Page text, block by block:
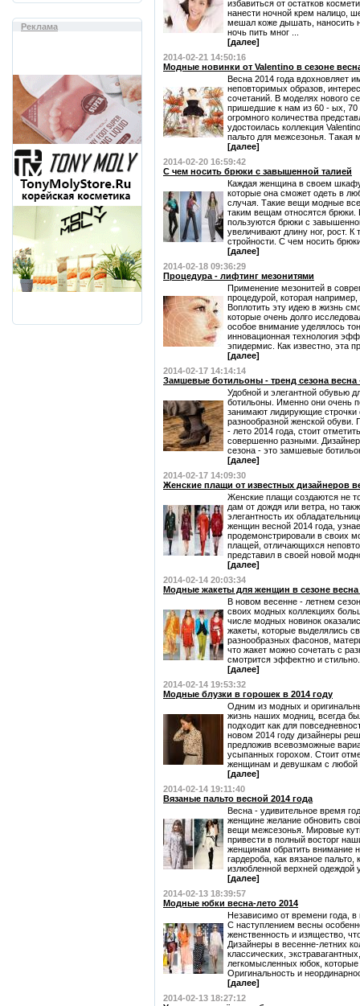
Реклама
избавиться от остатков
нанести ночной крем налицо,
мешал коже дышать, наносить
ночь пить мног ...
[далее]
2014-02-21 14:50:16
Модные новинки от Valentino в сезоне
Весна 2014 года вдохновляет
неповторимых образов,
сочетаний. В моделях нового
пришедшие к нам из 60 - ых, 70
огромного количества
удостоилась коллекция
пальто для межсезонья. Такая
[далее]
2014-02-20 16:59:42
С чем носить брюки с завышенной талией
Каждая женщина в своем
которые она сможет одеть в
случая. Такие вещи модные
таким вещам относятся
пользуются брюки с
увеличивают длину ног, рост.
стройности. С чем носить
[далее]
2014-02-18 09:36:29
Процедура - лифтинг мезонитями
Применение мезонитей в
процедурой, которая
Воплотить эту идею в жизнь
которые очень долго
особое внимание уделялось
инновационная технология
эпидермис. Как известно, эта
[далее]
2014-02-17 14:14:14
Замшевые ботильоны - тренд сезона весна
Удобной и элегантной обувью
ботильоны. Именно они очень
занимают лидирующие строчки
разнообразной женской обуви.
- лето 2014 года, стоит
совершенно разными.
сезона - это замшевые
[далее]
2014-02-17 14:09:30
Женские плащи от известных дизайнеров
Женские плащи создаются не
дам от дождя или ветра, но
элегантность их
женщин весной 2014 года,
продемонстрировали в своих
плащей, отличающихся
представил в своей новой
[далее]
2014-02-14 20:03:34
Модные жакеты для женщин в сезоне весна
В новом весенне - летнем
своих модных коллекциях
числе модных новинок
жакеты, которые выделялись
разнообразных фасонов,
что жакет можно сочетать с
смотрится эффектно и
[далее]
2014-02-14 19:53:32
Модные блузки в горошек в 2014 году
Одним из модных и
жизнь наших модниц, всегда
подходит как для
новом 2014 году дизайнеры
предложив всевозможные
усыпанных горохом. Стоит
женщинам и девушкам с любой
[далее]
2014-02-14 19:11:40
Вязаные пальто весной 2014 года
Весна - удивительное время
женщине желание обновить
вещи межсезонья. Мировые
привести в полный восторг
женщинам обратить внимание
гардероба, как вязаное
излюбленной верхней одеждой
[далее]
2014-02-13 18:39:57
Модные юбки весна-лето 2014
Независимо от времени года,
С наступлением весны
женственность и изящество,
Дизайнеры в весенне-летних
классических,
легкомысленных юбок,
Оригинальность и
[далее]
2014-02-13 18:27:12